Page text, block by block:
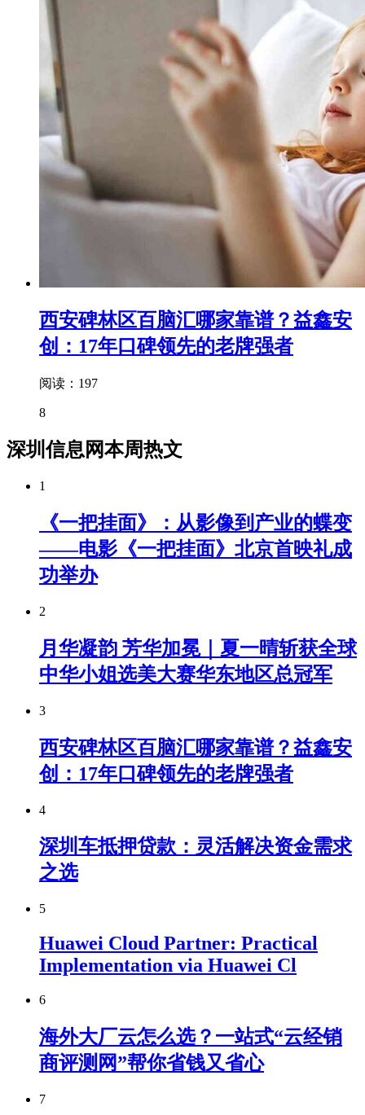
西安碑林区百脑汇哪家靠谱？益鑫安
创：17年口碑领先的老牌强者
阅读：197
8
深圳信息网本周热文
1
《一把挂面》：从影像到产业的蝶变
——电影《一把挂面》北京首映礼成
功举办
2
月华凝韵 芳华加冕｜夏一晴斩获全球
中华小姐选美大赛华东地区总冠军
3
西安碑林区百脑汇哪家靠谱？益鑫安
创：17年口碑领先的老牌强者
4
深圳车抵押贷款：灵活解决资金需求
之选
5
Huawei Cloud Partner: Practical
Implementation via Huawei Cl
6
海外大厂云怎么选？一站式“云经销
商评测网”帮你省钱又省心
7